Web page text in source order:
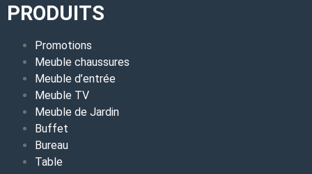
PRODUITS
Promotions
Meuble chaussures
Meuble d’entrée
Meuble TV
Meuble de Jardin
Buffet
Bureau
Table